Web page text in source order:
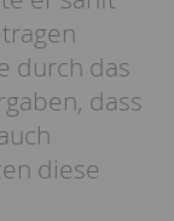
durch das
dass
diese